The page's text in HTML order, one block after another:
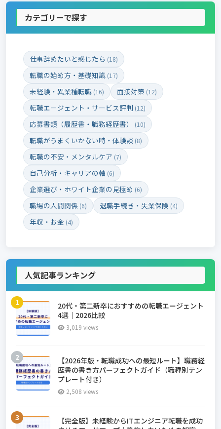
カテゴリーで探す
仕事辞めたいと感じたら (18)
転職の始め方・基礎知識 (17)
未経験・異業種転職 (16) 面接対策 (12)
転職エージェント・サービス評判 (12)
応募書類（履歴書・職務経歴書） (10)
転職がうまくいかない時・体験談 (8)
転職の不安・メンタルケア (7)
自己分析・キャリアの軸 (6)
企業選び・ホワイト企業の見極め (6)
職場の人間関係 (6) 退職手続き・失業保険 (4)
年収・お金 (4)
人気記事ランキング
20代・第二新卒におすすめの転職エージェント
4選｜2026比較
3,019 views
【2026年版・転職成功への最短ルート】職務経
歴書の書き方パーフェクトガイド（職種別テン
プレート付き）
2,508 views
【完全版】未経験からITエンジニア転職を成功